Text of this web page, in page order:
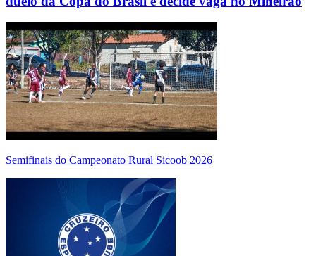
Semifinais do Campeonato Rural Sicoob 2026